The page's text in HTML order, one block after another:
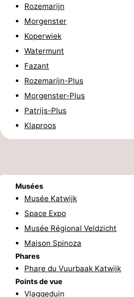
Septentrionale
Schoorlse
Bergen
Zee
Alkmaar
Zuid-
Kennermerland
Amsterdam
Haarlem
Zandvoort
Hollande-
Méridionale
Leiden
Bollenstreek
Rozemarijn
Morgenster
Koperwiek
Watermunt
Fazant
Rozemarijn-Plus
Morgenster-Plus
Patrijs-Plus
Klaproos
Musées
Musée Katwijk
Space Expo
Musée Régional Veldzicht
Maison Spinoza
Phares
Phare du Vuurbaak Katwijk
Points de vue
Vlaggeduin